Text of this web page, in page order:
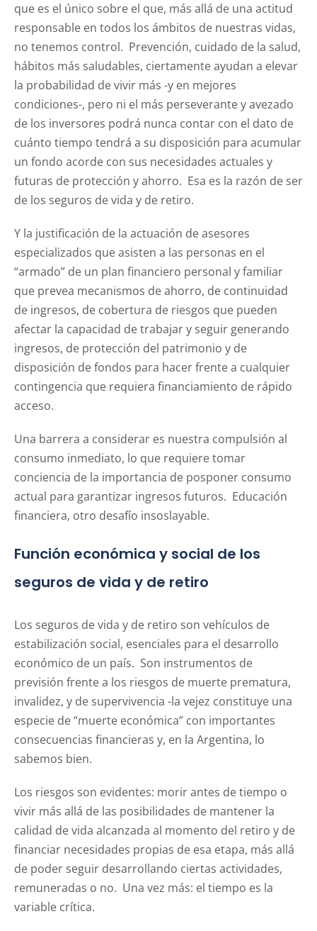
que es el único sobre el que, más allá de una actitud
responsable en todos los ámbitos de nuestras vidas,
no tenemos control. Prevención, cuidado de la salud,
hábitos más saludables, ciertamente ayudan a elevar
la probabilidad de vivir más -y en mejores
condiciones-, pero ni el más perseverante y avezado
de los inversores podrá nunca contar con el dato de
cuánto tiempo tendrá a su disposición para acumular
un fondo acorde con sus necesidades actuales y
futuras de protección y ahorro. Esa es la razón de ser
de los seguros de vida y de retiro.
Y la justificación de la actuación de asesores
especializados que asisten a las personas en el
“armado” de un plan financiero personal y familiar
que prevea mecanismos de ahorro, de continuidad
de ingresos, de cobertura de riesgos que pueden
afectar la capacidad de trabajar y seguir generando
ingresos, de protección del patrimonio y de
disposición de fondos para hacer frente a cualquier
contingencia que requiera financiamiento de rápido
acceso.
Una barrera a considerar es nuestra compulsión al
consumo inmediato, lo que requiere tomar
conciencia de la importancia de posponer consumo
actual para garantizar ingresos futuros. Educación
financiera, otro desafío insoslayable.
Función económica y social de los
seguros de vida y de retiro
Los seguros de vida y de retiro son vehículos de
estabilización social, esenciales para el desarrollo
económico de un país. Son instrumentos de
previsión frente a los riesgos de muerte prematura,
invalidez, y de supervivencia -la vejez constituye una
especie de “muerte económica” con importantes
consecuencias financieras y, en la Argentina, lo
sabemos bien.
Los riesgos son evidentes: morir antes de tiempo o
vivir más allá de las posibilidades de mantener la
calidad de vida alcanzada al momento del retiro y de
financiar necesidades propias de esa etapa, más allá
de poder seguir desarrollando ciertas actividades,
remuneradas o no. Una vez más: el tiempo es la
variable crítica.